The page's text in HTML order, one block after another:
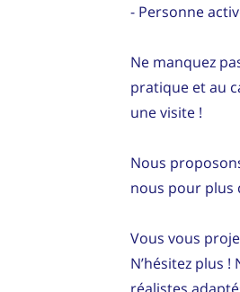
- Personne
Ne manquez
pratique et au
une visite !
Nous
nous pour plus
Vous vous
N’hésitez plus